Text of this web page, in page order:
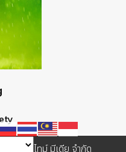
เวอร์ ไทม์ มีเดีย จำกัด